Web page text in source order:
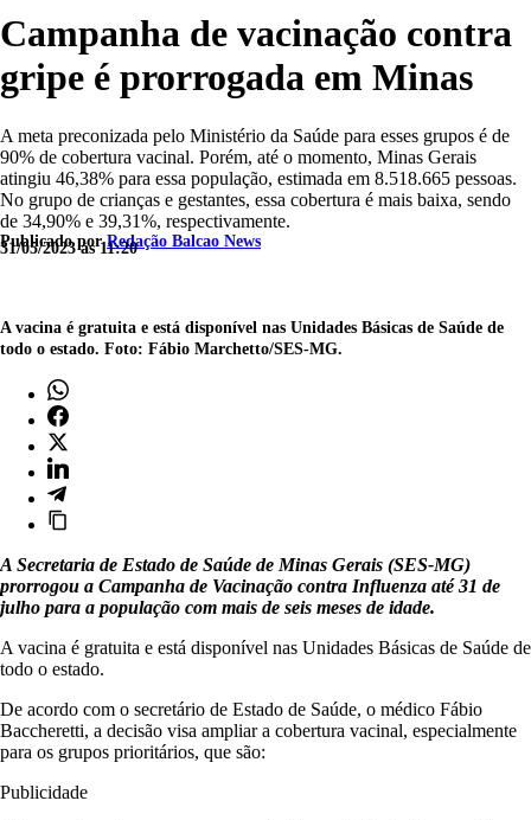
Campanha de vacinação contra
gripe é prorrogada em Minas
​A meta preconizada pelo Ministério da Saúde para esses grupos é de
90% de cobertura vacinal. Porém, até o momento, Minas Gerais
atingiu 46,38% para essa população, estimada em 8.518.665 pessoas.
No grupo de crianças e gestantes, essa cobertura é mais baixa, sendo
de 34,90% e 39,31%, respectivamente.
Publicado porRedação Balcao News
31/05/2023 às 11:20
A vacina é gratuita e está disponível nas Unidades Básicas de Saúde de
todo o estado. Foto: Fábio Marchetto/SES-MG.
A Secretaria de Estado de Saúde de Minas Gerais (SES-MG)
prorrogou a Campanha de Vacinação contra Influenza até 31 de
julho para a população com mais de seis meses de idade.
A vacina é gratuita e está disponível nas Unidades Básicas de Saúde de
todo o estado.
De acordo com o secretário de Estado de Saúde, o médico Fábio
Baccheretti, a decisão visa ampliar a cobertura vacinal, especialmente
para os grupos prioritários, que são:
Publicidade